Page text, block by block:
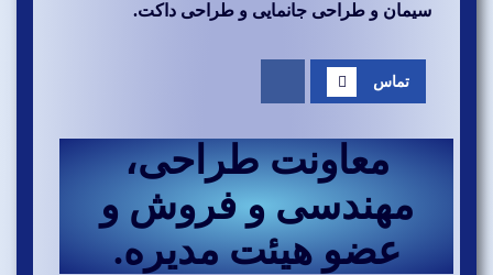
سیمان و طراحی جانمایی و طراحی داکت.
تماس
معاونت طراحی،
مهندسی و فروش و
عضو هیئت مدیره.